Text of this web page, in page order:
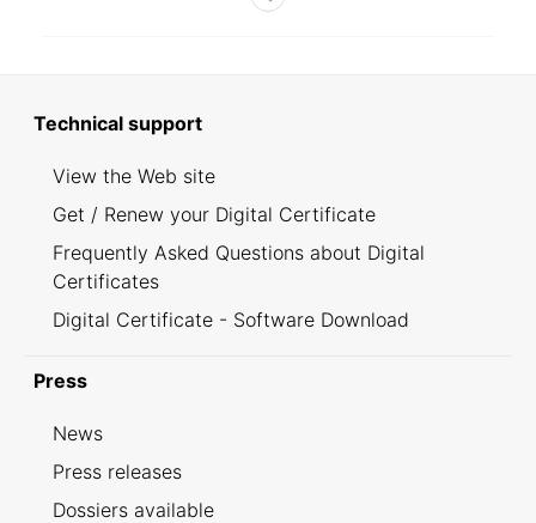
Technical support
View the Web site
Get / Renew your Digital Certificate
Frequently Asked Questions about Digital
Certificates
Digital Certificate - Software Download
Press
News
Press releases
Dossiers available